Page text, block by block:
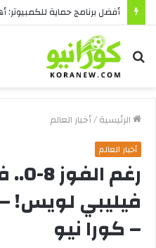
أفضل برنامج حماية للكمبيوتر:
بحث
عن
الرئيسية/أخبار العالم
أخبار العالم
رغم
فيليبي لويس!
– كورا نيو